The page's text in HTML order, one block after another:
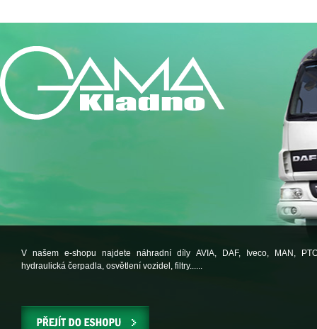
V našem e-shopu najdete náhradní díly AVIA, DAF, Iveco, MAN,
hydraulická čerpadla, osvětlení vozidel, filtry......